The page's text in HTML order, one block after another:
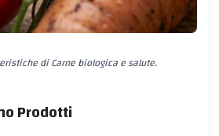
di Carne biologica e salute.
Prodotti